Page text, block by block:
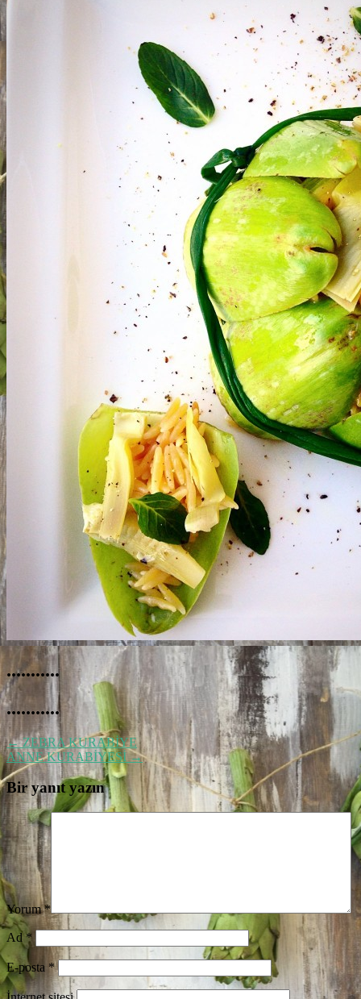
...........
...........
←ZEBRA KURABİYE
ANNE KURABİYESİ→
Bir yanıt yazın
Yorum*
Ad *
E-posta *